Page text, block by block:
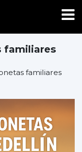
familiares
familiares